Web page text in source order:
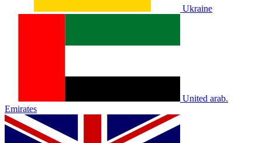
Ukraine
United arab.
Emirates